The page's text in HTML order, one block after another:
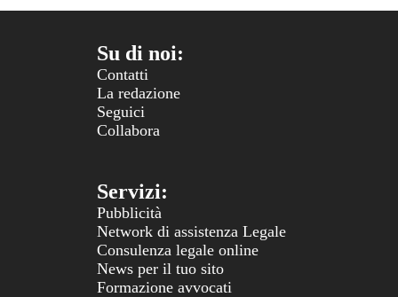
Su di noi:
Contatti
La redazione
Seguici
Collabora
Servizi:
Pubblicità
Network di assistenza Legale
Consulenza legale online
News per il tuo sito
Formazione avvocati